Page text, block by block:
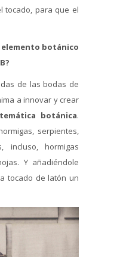
tocado, para que el
elemento botánico
de las bodas de
a innovar y crear
botánica.
serpientes,
incluso, hormigas
Y añadiéndole
tocado de latón un